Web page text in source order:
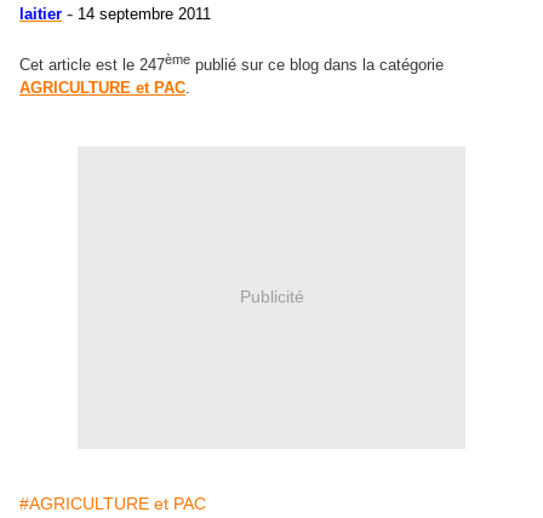
laitier - 14 septembre 2011
Cet article est le 247ème publié sur ce blog dans la catégorie
AGRICULTURE et PAC
Publicité
#AGRICULTURE et PAC